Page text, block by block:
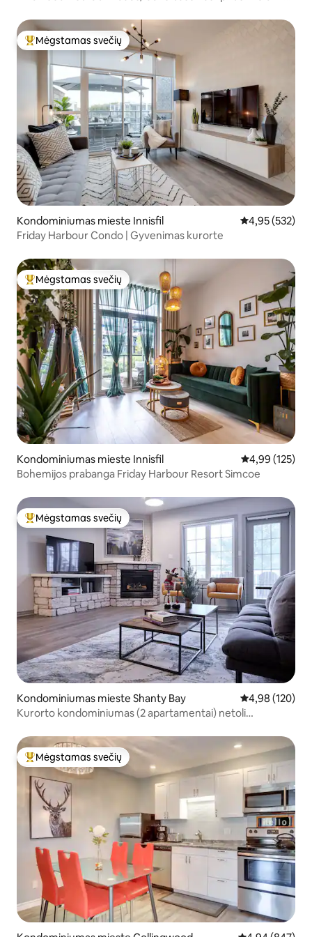
Svečių mėgstamiausias
Mėgstamas svečių
Kondominiumas mieste Innisfil Vidutinis
4,95 (532)
Friday Harbour Condo | Gyvenimas kurorte
Svečių mėgstamiausias
Mėgstamas svečių
Kondominiumas mieste Innisfil Vidutinis
4,99 (125)
Bohemijos prabanga Friday Harbour Resort Simcoe
Svečių mėgstamiausias
Mėgstamas svečių
Kondominiumas mieste Shanty Bay Vidutinis
4,98 (120)
Kurorto kondominiumas (2 apartamentai) netoli
Svečių mėgstamiausias
Mėgstamas svečių